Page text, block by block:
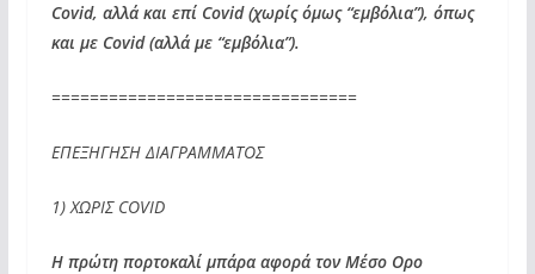
Covid, αλλά και επί Covid (χωρίς όμως “εμβόλια”), όπως
και με Covid (αλλά με “εμβόλια”).
================================
ΕΠΕΞΗΓΗΣΗ ΔΙΑΓΡΑΜΜΑΤΟΣ
1) ΧΩΡΙΣ COVID
Η πρώτη πορτοκαλί μπάρα αφορά τον Μέσο Ορο